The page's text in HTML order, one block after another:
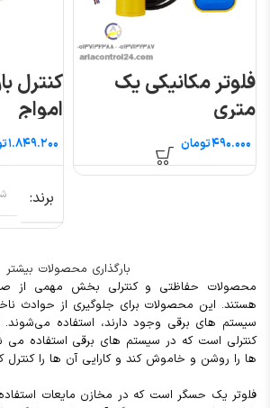
فلوتر مکانیکی یک
متری
تومان
کنترل
امواج
برند
بارگذاری محصولات بیشتر
محصولات حفاظتی و کنترلی بخش مهمی از
هستند. این محصولات برای جلوگیری از حوادث
سیستم های برقی وجود دارند، استفاده
کنترلی است که در سیستم های برقی استفاده می
ها را روشن و خاموش کند و کارایی آن ها را کنترل
فلوتر یک حسگر است که در مخازن مایعات